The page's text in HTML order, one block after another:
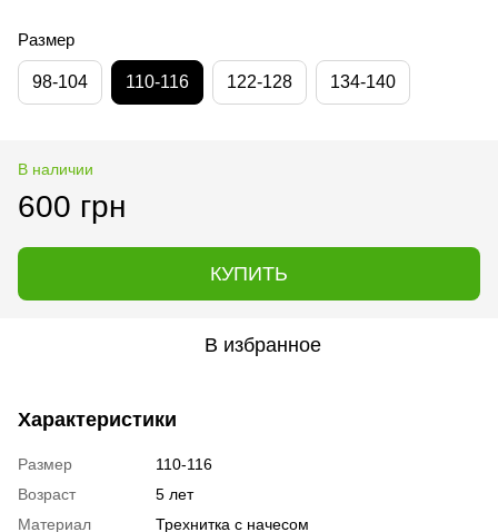
Размер
98-104 110-116 122-128 134-140
В наличии
600 грн
КУПИТЬ
В избранное
Характеристики
Размер
110-116
Возраст
5 лет
Материал
Трехнитка с начесом